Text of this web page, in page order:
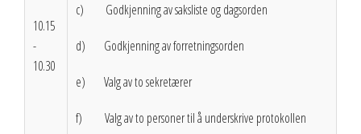
2013
2012
Vedtekter
Advokatbistand
10.15
-
10.30
c) Godkjenning av saksliste og dagsorden
d) Godkjenning av forretningsorden
e) Valg av to sekretærer
f) Valg av to personer til å underskrive protokollen